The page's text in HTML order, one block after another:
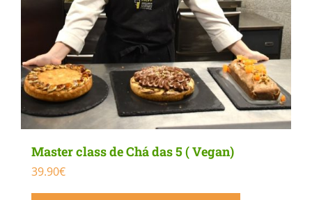
Master class de Chá das 5 ( Vegan)
39.90€